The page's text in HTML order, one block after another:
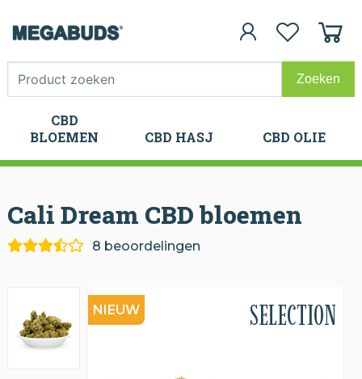
CBD
BLOEMEN
CBD HASJ CBD OLIE
CBD
BLOEMEN
CBD HASJ CBD OLIE
Cali Dream CBD bloemen
8 beoordelingen
NIEUW SELECTION